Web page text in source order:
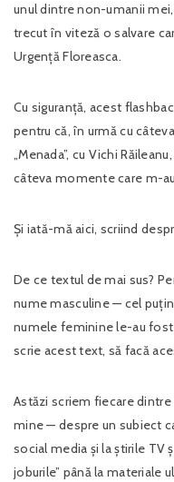
unul dintre non-umanii mei,
trecut în viteză o salvare
Urgență Floreasca.
Cu siguranță, acest
pentru că, în urmă cu
„Menada”, cu Vichi
câteva momente care m-
Și iată-mă aici, scriind
De ce textul de mai sus?
nume masculine — cel
numele feminine le-au fost
scrie acest text, să facă
Astăzi scriem fiecare dintre
mine — despre un subiect
social media și la știrile TV
joburile” până la materiale